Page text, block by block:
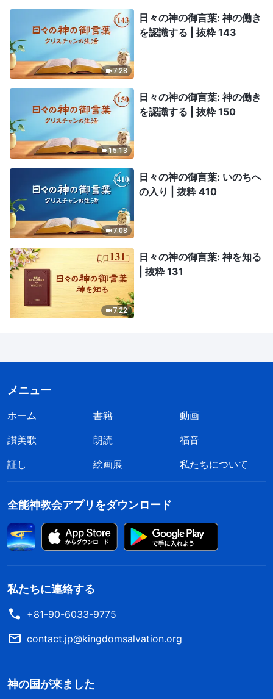
7:28
日々の神の御言葉: 神の働き
を認識する | 抜粋 143
15:13
日々の神の御言葉: 神の働き
を認識する | 抜粋 150
7:08
日々の神の御言葉: いのちへ
の入り | 抜粋 410
7:22
日々の神の御言葉: 神を知る
| 抜粋 131
メニュー
ホーム 書籍
動画
讃美歌
朗読
福音
証し
絵画展 私たちについて
全能神教会アプリをダウンロード
私たちに連絡する
+81-90-6033-9775
contact.jp@kingdomsalvation.org
神の国が来ました